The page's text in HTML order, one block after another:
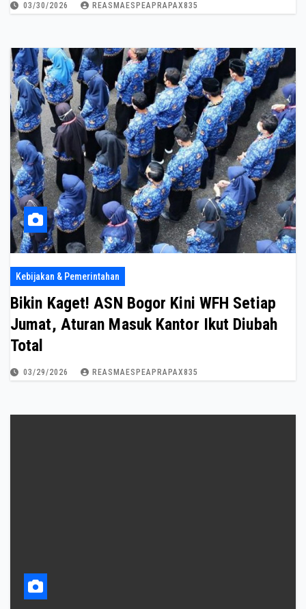
03/30/2026 REASMAESPEAPRAPAX835
Kebijakan & Pemerintahan
Bikin Kaget! ASN Bogor Kini WFH Setiap
Jumat, Aturan Masuk Kantor Ikut Diubah
Total
03/29/2026 REASMAESPEAPRAPAX835